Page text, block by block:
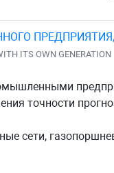
ITS OWN GENERATION
точности
сети,